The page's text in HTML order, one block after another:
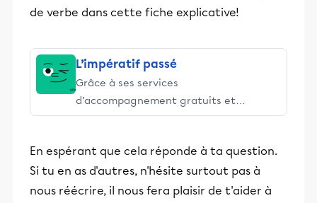
de verbe dans cette fiche explicative!
L’impératif passé
Grâce à ses services
d’accompagnement gratuits et
stimulants, Alloprof engage les élèves
éducative.
En espérant que cela réponde à ta question.
Si tu en as d'autres, n'hésite surtout pas à
nous réécrire, il nous fera plaisir de t'aider à